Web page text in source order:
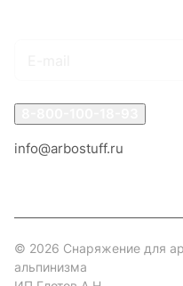
info@arbostuff.ru
© 2026 Снаряжение для
альпинизма